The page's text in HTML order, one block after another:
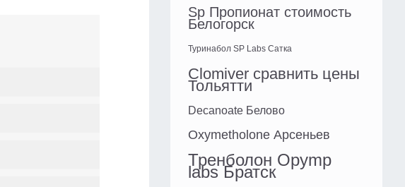
Sp Пропионат стоимость
Белогорск
Туринабол SP Labs Сатка
Clomiver сравнить цены
Тольятти
Decanoate Белово
Oxymetholone Арсеньев
Тренболон Opymp
labs Братск